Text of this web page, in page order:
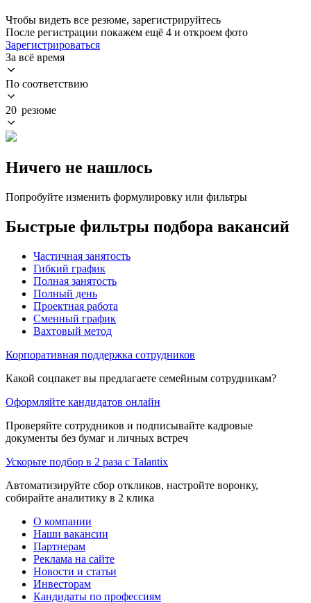
Чтобы видеть все резюме, зарегистрируйтесь
После регистрации покажем ещё 4 и откроем фото
Зарегистрироваться
За всё время
По соответствию
20 резюме
Ничего не нашлось
Попробуйте изменить формулировку или фильтры
Быстрые фильтры подбора вакансий
Частичная занятость
Гибкий график
Полная занятость
Полный день
Проектная работа
Сменный график
Вахтовый метод
Корпоративная поддержка сотрудников
Какой соцпакет вы предлагаете семейным сотрудникам?
Оформляйте кандидатов онлайн
Проверяйте сотрудников и подписывайте кадровые
документы без бумаг и личных встреч
Ускорьте подбор в 2 раза с Talantix
Автоматизируйте сбор откликов, настройте воронку,
собирайте аналитику в 2 клика
О компании
Наши вакансии
Партнерам
Реклама на сайте
Новости и статьи
Инвесторам
Кандидаты по профессиям